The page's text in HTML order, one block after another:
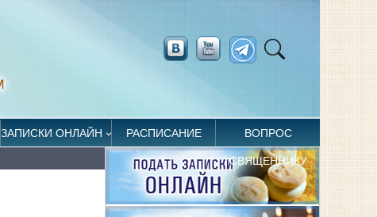
ЗАПИСКИ ОНЛАЙН РАСПИСАНИЕ ВОПРОС
СВЯЩЕННИКУ